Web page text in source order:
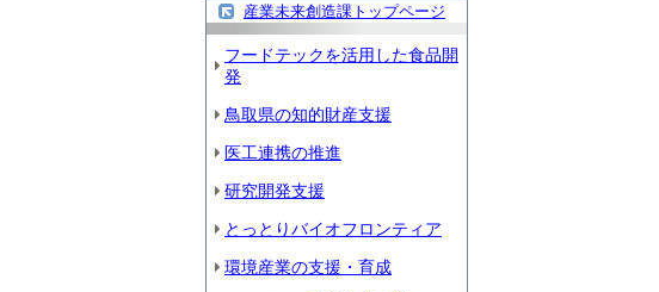
産業未来創造課トップページ
フードテックを活用した食品開
発
鳥取県の知的財産支援
医工連携の推進
研究開発支援
とっとりバイオフロンティア
環境産業の支援・育成